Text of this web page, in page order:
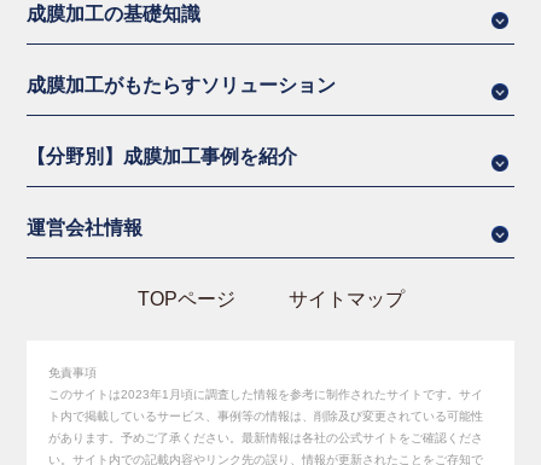
成膜加工の基礎知識
成膜加工がもたらすソリューション
【分野別】成膜加工事例を紹介
運営会社情報
TOPページ サイトマップ
免責事項
このサイトは2023年1月頃に調査した情報を参考に制作されたサイトです。サイ
ト内で掲載しているサービス、事例等の情報は、削除及び変更されている可能性
があります。予めご了承ください。最新情報は各社の公式サイトをご確認くださ
い。サイト内での記載内容やリンク先の誤り、情報が更新されたことをご存知で